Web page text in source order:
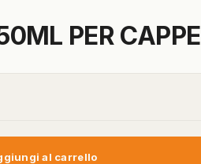
PER CAPPE
al carrello